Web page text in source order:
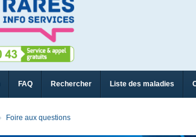
FAQ Rechercher Liste des maladies
Foire aux questions